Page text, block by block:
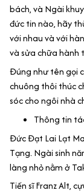
bách, và Ngài
đức tin nào, hãy
với nhau và với
và sửa chữa hành
Đúng như tên gọi
chuông thôi thúc
sóc cho ngôi nhà
Thông tin
Đức Đạt Lai Lạt
Tạng. Ngài sinh
làng nhỏ nằm ở
Tiến sĩ Franz Alt,